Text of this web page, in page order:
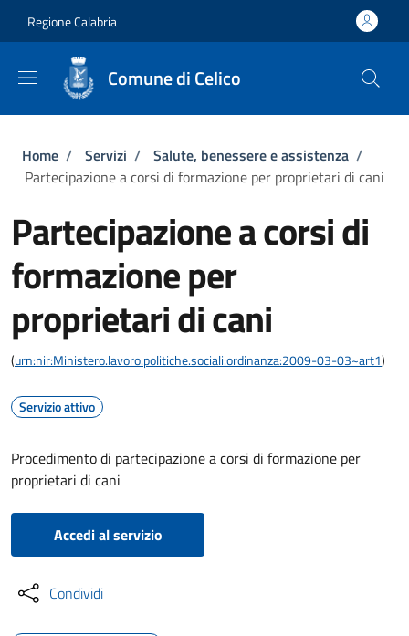
Regione Calabria
Comune di Celico
Briciole di pane
Home / Servizi / Salute, benessere e assistenza /
Partecipazione a corsi di formazione per proprietari di cani
Partecipazione a corsi di
formazione per
proprietari di cani
(urn:nir:Ministero.lavoro.politiche.sociali:ordinanza:2009-03-03~art1)
Servizio attivo
Procedimento di partecipazione a corsi di formazione per
proprietari di cani
Accedi al servizio
Condividi